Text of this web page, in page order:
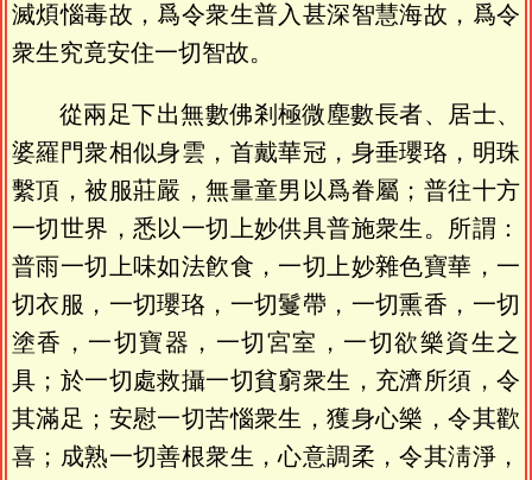
滅煩惱毒故，爲令衆生普入甚深智慧海故，爲令
衆生究竟安住一切智故。
從兩足下出無數佛剎極微塵數長者、居士、
婆羅門衆相似身雲，首戴華冠，身垂瓔珞，明珠
繫頂，被服莊嚴，無量童男以爲眷屬；普往十方
一切世界，悉以一切上妙供具普施衆生。所謂：
普雨一切上味如法飮食，一切上妙雜色寶華，一
切衣服，一切瓔珞，一切鬘帶，一切熏香，一切
塗香，一切寶器，一切宮室，一切欲樂資生之
具；於一切處救攝一切貧窮衆生，充濟所須，令
其滿足；安慰一切苦惱衆生，獲身心樂，令其歡
喜；成熟一切善根衆生，心意調柔，令其淸淨，